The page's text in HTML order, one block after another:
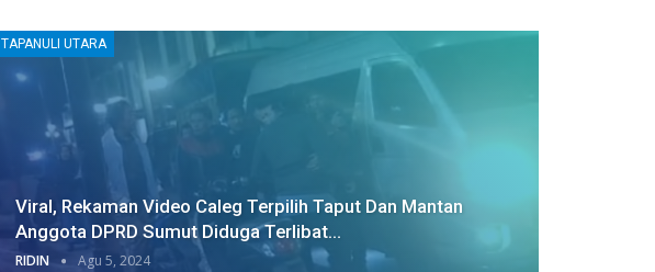
TAPANULI UTARA
Viral, Rekaman Video Caleg Terpilih Taput Dan Mantan
Anggota DPRD Sumut Diduga Terlibat…
RIDIN Agu 5, 2024